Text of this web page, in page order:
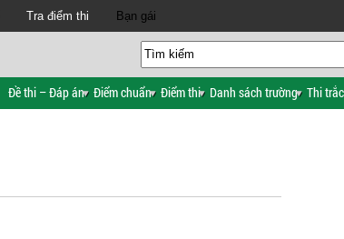
Tra điểm thi Bạn gái
Đề thi – Đáp án Điểm chuẩn Điểm thi Danh sách trường Thi